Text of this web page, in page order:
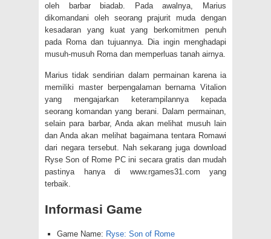
oleh barbar biadab. Pada awalnya, Marius
dikomandani oleh seorang prajurit muda dengan
kesadaran yang kuat yang berkomitmen penuh
pada Roma dan tujuannya. Dia ingin menghadapi
musuh-musuh Roma dan memperluas tanah airnya.
Marius tidak sendirian dalam permainan karena ia
memiliki master berpengalaman bernama Vitalion
yang mengajarkan keterampilannya kepada
seorang komandan yang berani. Dalam permainan,
selain para barbar, Anda akan melihat musuh lain
dan Anda akan melihat bagaimana tentara Romawi
dari negara tersebut. Nah sekarang juga download
Ryse Son of Rome PC ini secara gratis dan mudah
pastinya hanya di www.rgames31.com yang
terbaik.
Informasi Game
Game Name: Ryse: Son of Rome